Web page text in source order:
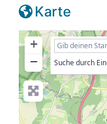
Karte
+
−
Suche durch